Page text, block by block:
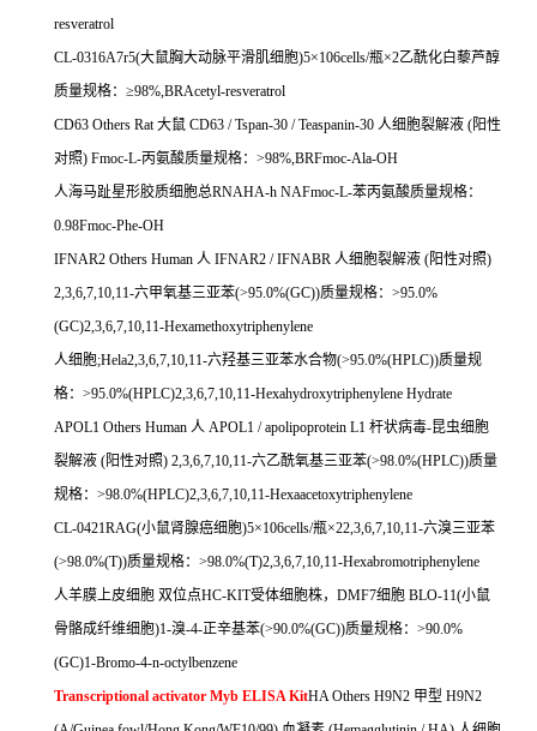
resveratrol
CL-0316A7r5(大鼠胸大动脉平滑肌细胞)5×106cells/瓶×2乙酰化白藜芦醇
质量规格：≥98%,BRAcetyl-resveratrol
CD63 Others Rat大鼠 CD63 / Tspan-30 / Teaspanin-30 人细胞裂解液 (阳性
对照) Fmoc-L-丙氨酸质量规格： >98%,BRFmoc-Ala-OH
人海马趾星形胶质细胞总RNAHA-h NAFmoc-L-苯丙氨酸质量规格：
0.98Fmoc-Phe-OH
IFNAR2 Others Human 人 IFNAR2 / IFNABR 人细胞裂解液 (阳性对照)
2,3,6,7,10,11-六甲氧基三亚苯(>95.0%(GC))质量规格： >95.0%
(GC)2,3,6,7,10,11-Hexamethoxytriphenylene
人细胞;Hela2,3,6,7,10,11-六羟基三亚苯水合物(>95.0%(HPLC))质量规
格： >95.0%(HPLC)2,3,6,7,10,11-Hexahydroxytriphenylene Hydrate
APOL1 Others Human 人 APOL1 / apolipoprotein L1 杆状病毒-昆虫细胞
裂解液 (阳性对照) 2,3,6,7,10,11-六乙酰氧基三亚苯(>98.0%(HPLC))质量
规格： >98.0%(HPLC)2,3,6,7,10,11-Hexaacetoxytriphenylene
CL-0421RAG(小鼠肾腺癌细胞)5×106cells/瓶×22,3,6,7,10,11-六溴三亚苯
(>98.0%(T))质量规格： >98.0%(T)2,3,6,7,10,11-Hexabromotriphenylene
人羊膜上皮细胞 双位点HC-KIT受体细胞株， DMF7细胞 BLO-11(小鼠
骨骼成纤维细胞)1-溴-4-正辛基苯(>90.0%(GC))质量规格： >90.0%
(GC)1-Bromo-4-n-octylbenzene
Transcriptional activator Myb ELISA KitHA Others H9N2 甲型 H9N2